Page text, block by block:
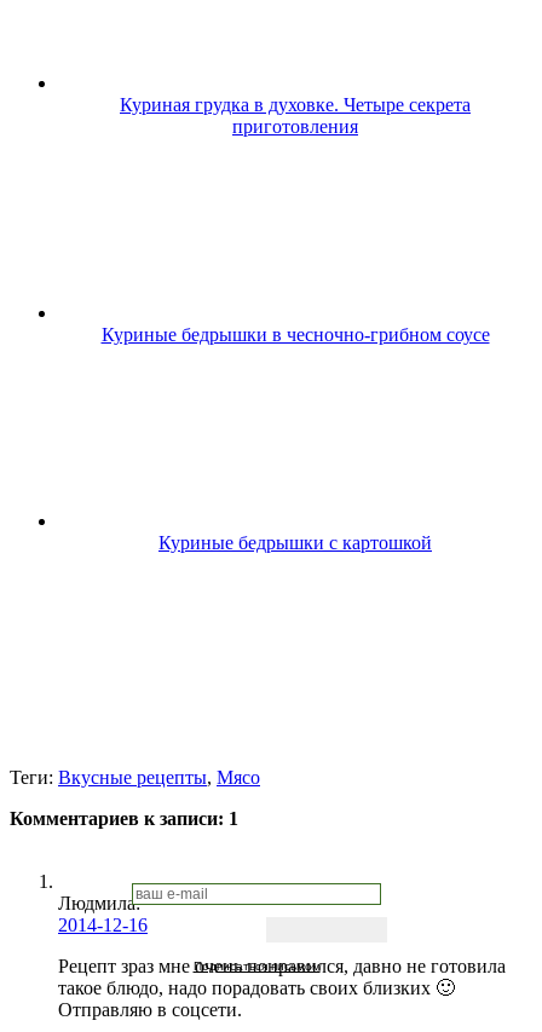
Куриная грудка в духовке. Четыре секрета
приготовления
Куриные бедрышки в чесночно-грибном соусе
Куриные бедрышки с картошкой
Подписаться письмом
Теги: Вкусные рецепты, Мясо
Комментариев к записи: 1
Людмила:
2014-12-16
Рецепт зраз мне очень понравился, давно не готовила
такое блюдо, надо порадовать своих близких 🙂
Отправляю в соцсети.